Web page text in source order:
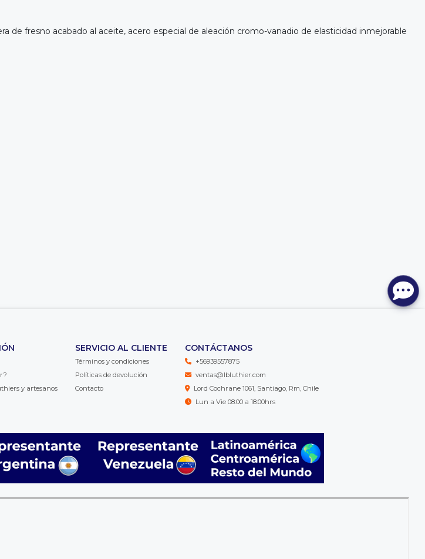
fresno acabado al aceite, acero especial de aleación cromo-vanadio de elasticidad inmejorable
y artesanos
SERVICIO AL CLIENTE
Términos y condiciones
Políticas de devolución
Contacto
CONTÁCTANOS
+56939557875
ventas@lbluthier.com
Lord Cochrane 1061, Santiago, Rm, Chile
Lun a Vie 08:00 a 18:00hrs